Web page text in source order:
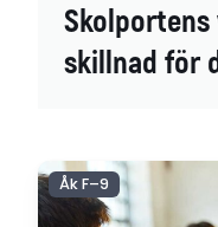
skillnad för
Åk F–9